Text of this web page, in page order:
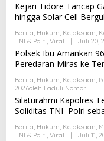
Kejari Tidore Tancap
hingga Solar Cell
Berita, Hukum, Kejaksaan,
TNI & Polri, Viral Juli 20,
Polsek Ibu Amankan
Peredaran Miras ke
Berita, Hukum, Kejaksaan,
2026Oleh Faduli Nomor
Silaturahmi Kapolres
Soliditas TNI–Polri
Berita, Hukum, Kejaksaan,
TNI & Polri, Viral Juli 11,